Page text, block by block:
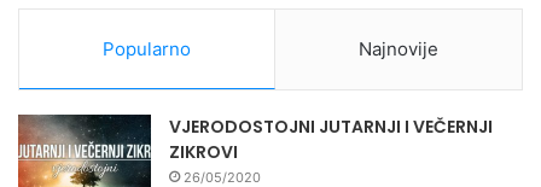
Popularno Najnovije
VJERODOSTOJNI JUTARNJI I VEČERNJI
ZIKROVI
26/05/2020